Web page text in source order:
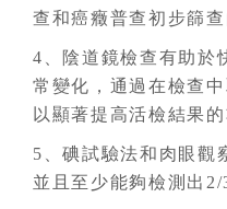
查和癌癥普查初步篩查
4、陰道鏡檢查有助於
常變化，通過在檢查
以顯著提高活檢結果的
5、碘試驗法和肉眼觀
並且至少能夠檢測出2/